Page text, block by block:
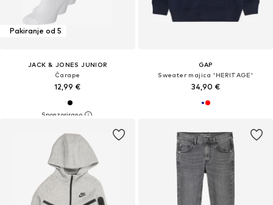
Pakiranje od 5
JACK & JONES JUNIOR
Čarape
12,99 €
GAP
Sweater majica 'HERITAGE'
34,90 €